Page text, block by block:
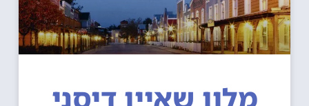
מלון שאיין דיסני